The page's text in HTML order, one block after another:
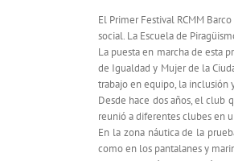
El Primer Festival RCMM
social. La Escuela de
La puesta en marcha de esta
de Igualdad y Mujer de la
trabajo en equipo, la inclusión
Desde hace dos años, el club
reunió a diferentes clubes en
En la zona náutica de la
como en los pantalanes y